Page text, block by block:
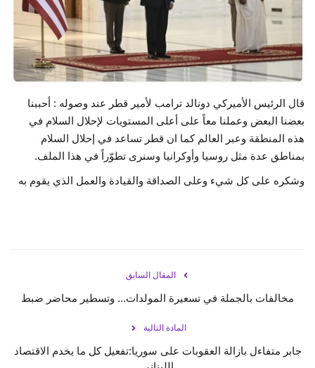
قال الرئيس الأميركي دونالد ترامب لأمير قطر عند وصوله : أحببنا
بعضنا البعض وعملنا معاً على أعلى المستويات لإحلال السلام في
هذه المنطقة وعبر العالم كما ان قطر تساعد في إحلال السلام
بمناطق عدة مثل روسيا وأوكرانيا وسنرى تطوّراً في هذا الملف.
وشكره على كل شيء وعلى الصداقة والقيادة والعمل الذي يقوم به
المقال السابق
مخالفات بالجملة في تسعيرة المولدات... وتسطير محاضر ضبط
المادة التالية
جابر متفاءل بازالة العقوبات على سوريا:تفعيل كل ما يخدم الاقتصاد